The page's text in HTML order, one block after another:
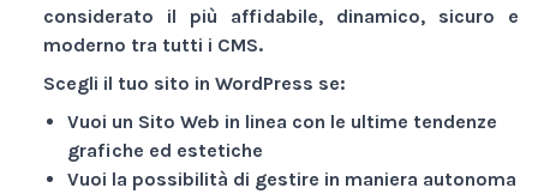
considerato il più affidabile, dinamico, sicuro e
moderno tra tutti i CMS.
Scegli il tuo sito in WordPress se:
Vuoi un Sito Web in linea con le ultime tendenze
grafiche ed estetiche
Vuoi la possibilità di gestire in maniera autonoma